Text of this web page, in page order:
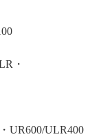
・
UR600/ULR400